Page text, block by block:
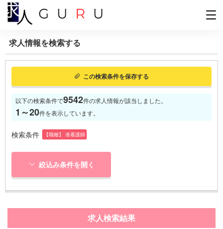
求人情報を検索する
この検索条件を保存する
以下の検索条件で9542件の求人情報が該当しました。
1～20件を表示しています。
検索条件 【職種】 准看護師
絞込み条件を開く
求人検索結果